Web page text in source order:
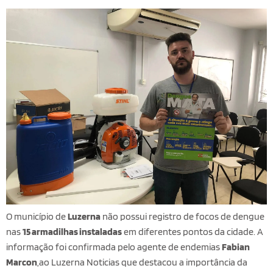
O município deLuzerna não possui registro de focos de dengue
nas15 armadilhas instaladasem diferentes pontos da cidade. A
informação foi confirmada pelo agente de endemiasFabian
Marcon,ao Luzerna Noticias que destacou a importância da